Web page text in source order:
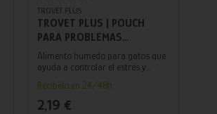
TROVET PLUS
TROVET PLUS | POUCH
PARA PROBLEMAS
URINARIOS POR ESTRÉS
PARA GATOS | POLLO 85 G
Alimento húmedo para gatos que
ayuda a controlar el estrés y
Recíbelo en 24/48h
2,19 €